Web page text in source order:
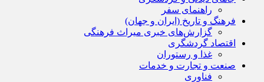
راهنمای سفر
فرهنگ و تاریخ (ایران و جهان)
گزارش‌های خبری میراث فرهنگی
اقتصاد گردشگری
غذا و رستوران
صنعت و تجارت و خدمات
فناوری